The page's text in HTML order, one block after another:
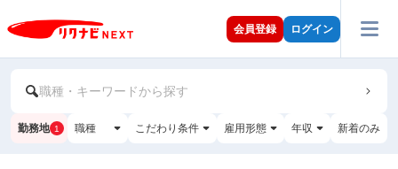
会員登録 ログイン
職種・キーワードから探す
勤務地 1 職種 こだわり条件 雇用形態 年収 新着のみ